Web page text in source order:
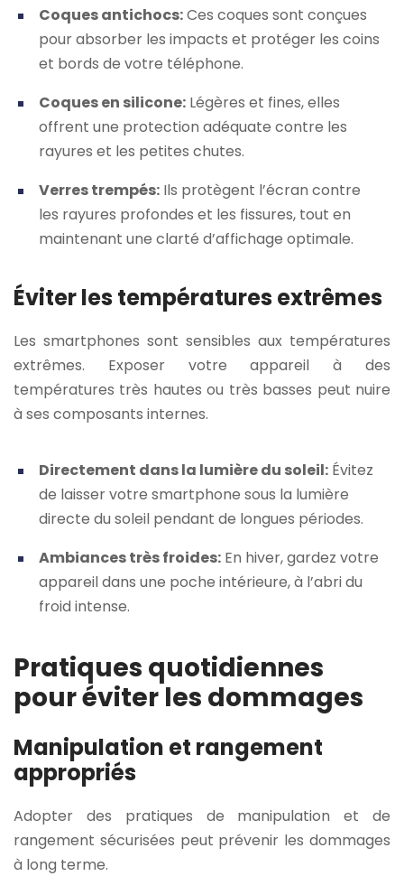
Coques antichocs:Ces coques sont conçues
pour absorber les impacts et protéger les coins
et bords de votre téléphone.
Coques en silicone: Légères et fines, elles
offrent une protection adéquate contre les
rayures et les petites chutes.
Verres trempés: Ils protègent l’écran contre
les rayures profondes et les fissures, tout en
maintenant une clarté d’affichage optimale.
Éviter les températures extrêmes
Les smartphones sont sensibles aux températures
extrêmes. Exposer votre appareil à des
températures très hautes ou très basses peut nuire
à ses composants internes.
Directement dans la lumière du soleil: Évitez
de laisser votre smartphone sous la lumière
directe du soleil pendant de longues périodes.
Ambiances très froides: En hiver, gardez votre
appareil dans une poche intérieure, à l’abri du
froid intense.
Pratiques quotidiennes
pour éviter les dommages
Manipulation et rangement
appropriés
Adopter des pratiques de manipulation et de
rangement sécurisées peut prévenir les dommages
à long terme.